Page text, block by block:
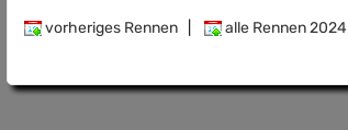
vorheriges Rennen alle Rennen 2024